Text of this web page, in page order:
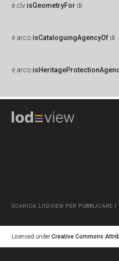
è clv:isGeometryFor di
è arco:isCataloguingAgencyOf di
è arco:
SCARICA LODVIEW PER PUBBLICARE I
Licensed under Creative Commons